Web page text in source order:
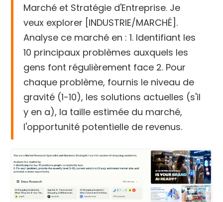
Marché et Stratégie d'Entreprise. Je
veux explorer [INDUSTRIE/MARCHÉ].
Analyse ce marché en : 1. Identifiant les
10 principaux problèmes auxquels les
gens font régulièrement face 2. Pour
chaque problème, fournis le niveau de
gravité (1-10), les solutions actuelles (s'il
y en a), la taille estimée du marché,
l'opportunité potentielle de revenus.